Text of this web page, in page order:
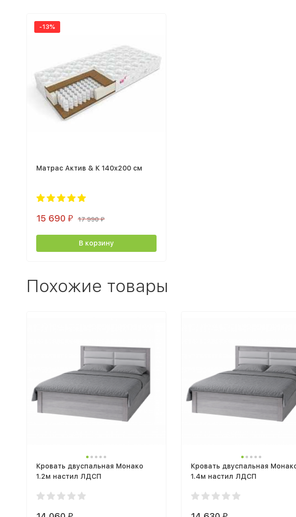
-13%
Матрас Актив & К 140х200 см
15 690 ₽ 17 990₽
В корзину
Похожие товары
Кровать двуспальная Монако
1.2м настил ЛДСП
Кровать двуспальная
1.4м настил ЛДСП